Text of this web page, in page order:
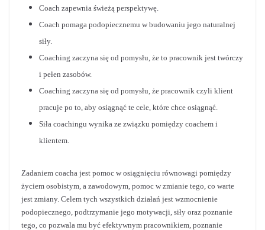
Coach zapewnia świeżą perspektywę.
Coach pomaga podopiecznemu w budowaniu jego naturalnej
siły.
Coaching zaczyna się od pomysłu, że to pracownik jest twórczy
i pełen zasobów.
Coaching zaczyna się od pomysłu, że pracownik czyli klient
pracuje po to, aby osiągnąć te cele, które chce osiągnąć.
Siła coachingu wynika ze związku pomiędzy coachem i
klientem.
Zadaniem coacha jest pomoc w osiągnięciu równowagi pomiędzy
życiem osobistym, a zawodowym, pomoc w zmianie tego, co warte
jest zmiany. Celem tych wszystkich działań jest wzmocnienie
podopiecznego, podtrzymanie jego motywacji, siły oraz poznanie
tego, co pozwala mu być efektywnym pracownikiem, poznanie